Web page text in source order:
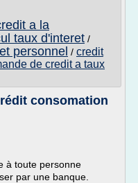
a la
taux d'interet /
personnel / credit
de credit a taux
consomation
à toute personne
par une banque.